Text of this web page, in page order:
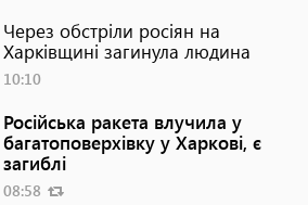
Через обстріли росіян на
Харківщині загинула людина
10:10
Російська ракета влучила у
багатоповерхівку у Харкові, є
загиблі
08:58